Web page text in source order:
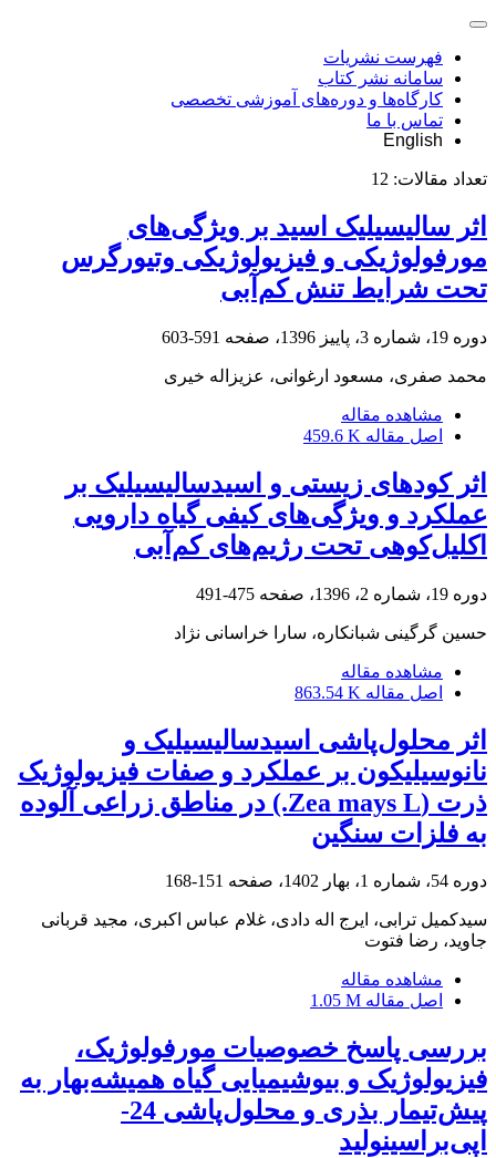
فهرست نشریات
سامانه نشر کتاب
کارگاه‌ها و دوره‌های آموزشی تخصصی
تماس با ما
English
تعداد مقالات: 12
اثر سالیسیلیک ‌اسید بر ویژگی‌های
مورفولوژیکی و فیزیولوژیکی وتیورگرس
تحت شرایط تنش کم‌آبی
دوره 19، شماره 3، پاییز 1396، صفحه 591-603
محمد صفری، مسعود ارغوانی، عزیزاله خیری
مشاهده مقاله
اصل مقاله 459.6 K
اثر کودهای زیستی و اسید‌سالیسیلیک بر
عملکرد و ویژگی‌های کیفی گیاه دارویی
اکلیل‌کوهی تحت رژیم‌های کم‌آبی
دوره 19، شماره 2، 1396، صفحه 475-491
حسین گرگینی شبانکاره، سارا خراسانی نژاد
مشاهده مقاله
اصل مقاله 863.54 K
اثر محلول‌پاشی اسید‌سالیسیلیک و
نانوسیلیکون بر عملکرد و صفات فیزیولوژیک
ذرت (Zea mays L.) در مناطق زراعی آلوده
به فلزات سنگین
دوره 54، شماره 1، بهار 1402، صفحه 151-168
سیدکمیل ترابی، ایرج اله دادی، غلام عباس اکبری، مجید قربانی
جاوید، رضا فتوت
مشاهده مقاله
اصل مقاله 1.05 M
بررسی پاسخ خصوصیات مورفولوژیک،
فیزیولوژیک و بیوشیمیایی گیاه همیشه‌بهار به
پیش‌تیمار بذری و محلول‌پاشی 24-
اپی‌براسینولید